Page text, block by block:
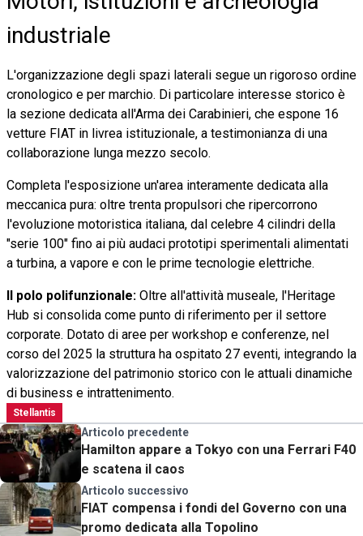
industriale
L'organizzazione degli spazi laterali segue un rigoroso ordine
cronologico e per marchio. Di particolare interesse storico è
la sezione dedicata all'Arma dei Carabinieri, che espone 16
vetture FIAT in livrea istituzionale, a testimonianza di una
collaborazione lunga mezzo secolo.
Completa l'esposizione un'area interamente dedicata alla
meccanica pura: oltre trenta propulsori che ripercorrono
l'evoluzione motoristica italiana, dal celebre 4 cilindri della
"serie 100" fino ai più audaci prototipi sperimentali alimentati
a turbina, a vapore e con le prime tecnologie elettriche.
Il polo polifunzionale: Oltre all'attività museale, l'Heritage
Hub si consolida come punto di riferimento per il settore
corporate. Dotato di aree per workshop e conferenze, nel
corso del 2025 la struttura ha ospitato 27 eventi, integrando la
valorizzazione del patrimonio storico con le attuali dinamiche
di business e intrattenimento.
Stellantis
Articolo precedente
Hamilton appare a Tokyo con una Ferrari F40
e scatena il caos
Articolo successivo
FIAT compensa i fondi del Governo con una
promo dedicata alla Topolino